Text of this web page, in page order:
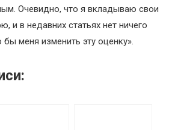
Очевидно, что я вкладываю свои
и в недавних статьях нет ничего
бы меня изменить эту оценку».